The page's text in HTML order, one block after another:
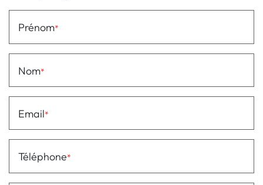
Prénom
Nom
Email
Téléphone